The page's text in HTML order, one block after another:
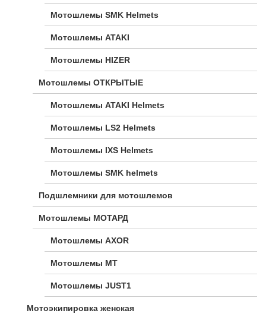
Мотошлемы SMK Helmets
Мотошлемы ATAKI
Мотошлемы HIZER
Мотошлемы ОТКРЫТЫЕ
Мотошлемы ATAKI Helmets
Мотошлемы LS2 Helmets
Мотошлемы IXS Helmets
Мотошлемы SMK helmets
Подшлемники для мотошлемов
Мотошлемы МОТАРД
Мотошлемы AXOR
Мотошлемы MT
Мотошлемы JUST1
Мотоэкипировка женская